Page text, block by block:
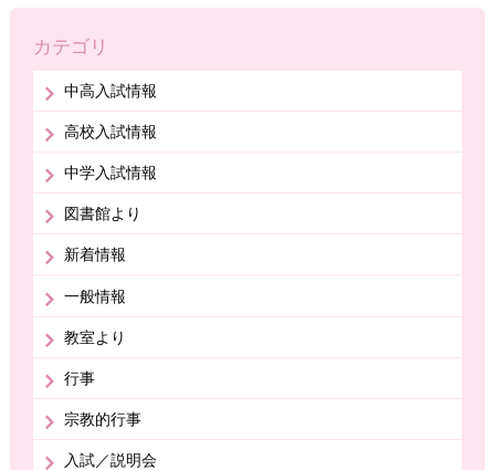
カテゴリ
中高入試情報
高校入試情報
中学入試情報
図書館より
新着情報
一般情報
教室より
行事
宗教的行事
入試／説明会